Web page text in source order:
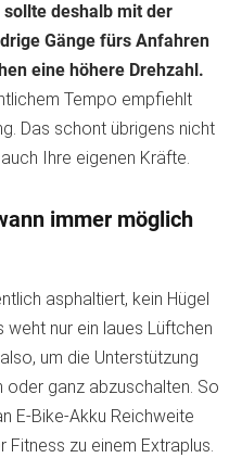
sollte deshalb mit der
Gänge fürs Anfahren
eine höhere Drehzahl.
Tempo empfiehlt
Das schont übrigens nicht
Ihre eigenen Kräfte.
immer möglich
asphaltiert, kein Hügel
nur ein laues Lüftchen
um die Unterstützung
oder ganz abzuschalten. So
E-Bike-Akku Reichweite
Fitness zu einem Extraplus.